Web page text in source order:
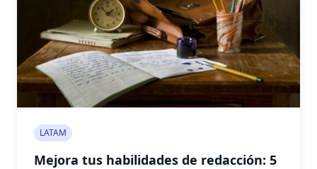
LATAM
Mejora tus habilidades de redacción: 5